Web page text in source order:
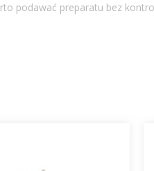
podawać preparatu bez